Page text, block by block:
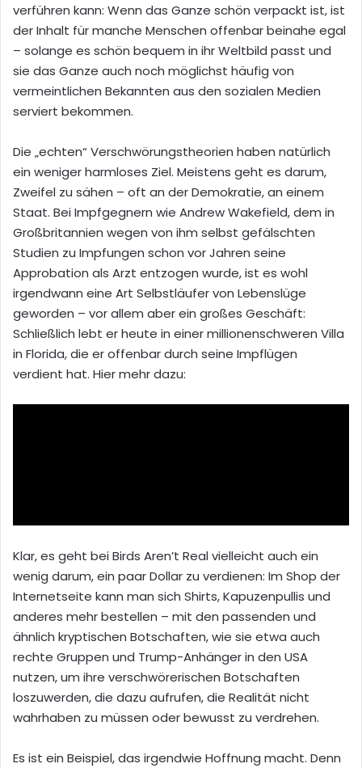
verführen kann: Wenn das Ganze schön verpackt ist, ist
der Inhalt für manche Menschen offenbar beinahe egal
– solange es schön bequem in ihr Weltbild passt und
sie das Ganze auch noch möglichst häufig von
vermeintlichen Bekannten aus den sozialen Medien
serviert bekommen.
Die „echten“ Verschwörungstheorien haben natürlich
ein weniger harmloses Ziel. Meistens geht es darum,
Zweifel zu sähen – oft an der Demokratie, an einem
Staat. Bei Impfgegnern wie Andrew Wakefield, dem in
Großbritannien wegen von ihm selbst gefälschten
Studien zu Impfungen schon vor Jahren seine
Approbation als Arzt entzogen wurde, ist es wohl
irgendwann eine Art Selbstläufer von Lebenslüge
geworden – vor allem aber ein großes Geschäft:
Schließlich lebt er heute in einer millionenschweren Villa
in Florida, die er offenbar durch seine Impflügen
verdient hat. Hier mehr dazu:
Klar, es geht bei Birds Aren’t Real vielleicht auch ein
wenig darum, ein paar Dollar zu verdienen: Im Shop der
Internetseite kann man sich Shirts, Kapuzenpullis und
anderes mehr bestellen – mit den passenden und
ähnlich kryptischen Botschaften, wie sie etwa auch
rechte Gruppen und Trump-Anhänger in den USA
nutzen, um ihre verschwörerischen Botschaften
loszuwerden, die dazu aufrufen, die Realität nicht
wahrhaben zu müssen oder bewusst zu verdrehen.
Es ist ein Beispiel, das irgendwie Hoffnung macht. Denn